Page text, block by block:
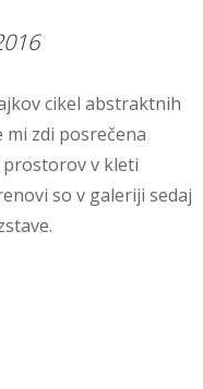
cikel abstraktnih
zdi posrečena
v kleti
so v galeriji sedaj